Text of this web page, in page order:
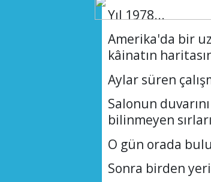
Yıl 1978...
Amerika'da bir
kâinatın
Aylar süren
Salonun
bilinmeyen
O gün orada
Sonra birden